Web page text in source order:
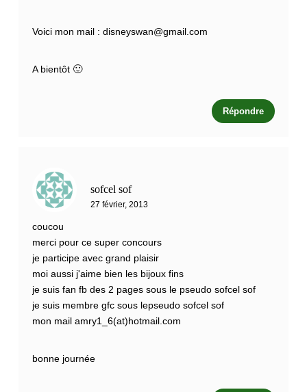
Voici mon mail :disneyswan@gmail.com
A bientôt 🙂
Répondre
sofcel sof
27 février, 2013
coucou
merci pour ce super concours
je participe avec grand plaisir
moi aussi j'aime bien les bijoux fins
je suis fan fb des 2 pages sous le pseudo sofcel sof
je suis membre gfc sous lepseudo sofcel sof
mon mail amry1_6(at)hotmail.com
bonne journée